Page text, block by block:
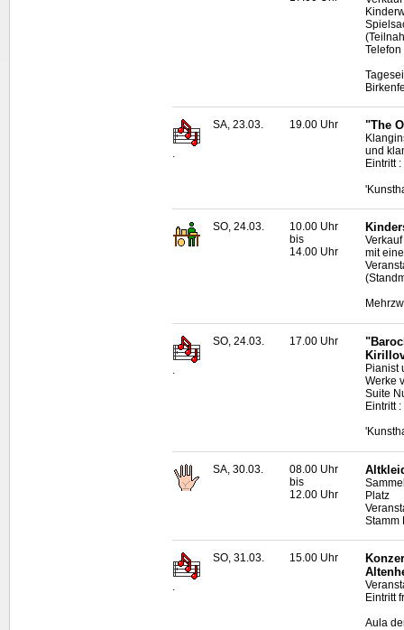
.
SA, 23.03. 19.00 Uhr "The
und
Eintritt
SO, 24.03.
10.00 Uhr
bis
14.00 Uhr
mit
.
SO, 24.03. 17.00 Uhr
Pianist
Werke
Suite
Eintritt
SA, 30.03.
08.00 Uhr
bis
12.00 Uhr
Platz
Stamm
.
SO, 31.03. 15.00 Uhr
Eintritt
Aula